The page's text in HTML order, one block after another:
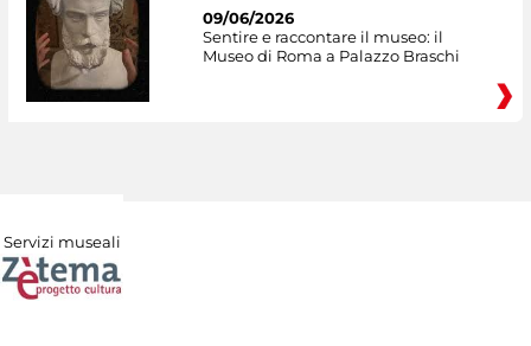
09/06/2026
Sentire e raccontare il museo: il
Museo di Roma a Palazzo Braschi
Servizi museali